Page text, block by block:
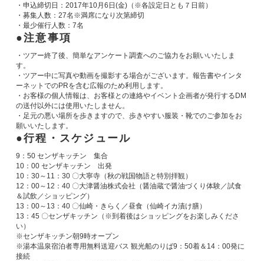
・申込締切日：2017年10月6日(金)（※各設定日とも７日前）
・募集人数：27名※満席になり次第締切
・最少催行人数：7名
注意事項
・ツアー終了後、簡単なアンケート調査へのご協力をお願いいたしま
す。
・ツアー中に写真や動画を撮影する場合がございます。報告書やインタ
ーネットでのPRを含む広報のため利用します。
・お客様の個人情報は、お客様との連絡やイベント企画者が発行するDM
の送付以外には使用いたしません。
・足元の悪い場所を歩きますので、歩きやすい服装・靴でのご参加をお
願いいたします。
行程・スケジュール
9：50 センザキッチン 集合
10：00 センザキッチン 出発
10：30～11：30 〇大寧寺（秋の戦国物語と特別拝観）
12：00～12：40 〇大津醤油株式会社（醤油蔵で醤油づくり体験／試食
＆試飲／ショッピング）
13：00～13：40 〇仙崎・きらく／昼食（仙崎イカ漬け膳）
13：45 〇センザキッチン（※到着後はショッピングをお楽しみくださ
い）
※センザキッチン朝9時オープン
※湯本温泉宿泊者専用無料送迎バス 観光船のりば9：50着＆14：00発に
接続